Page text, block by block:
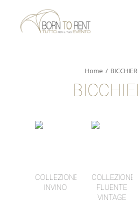
Home BICCHIERI
COLLEZIONE
INVINO
COLLEZIONE
FLUENTE
VINTAGE